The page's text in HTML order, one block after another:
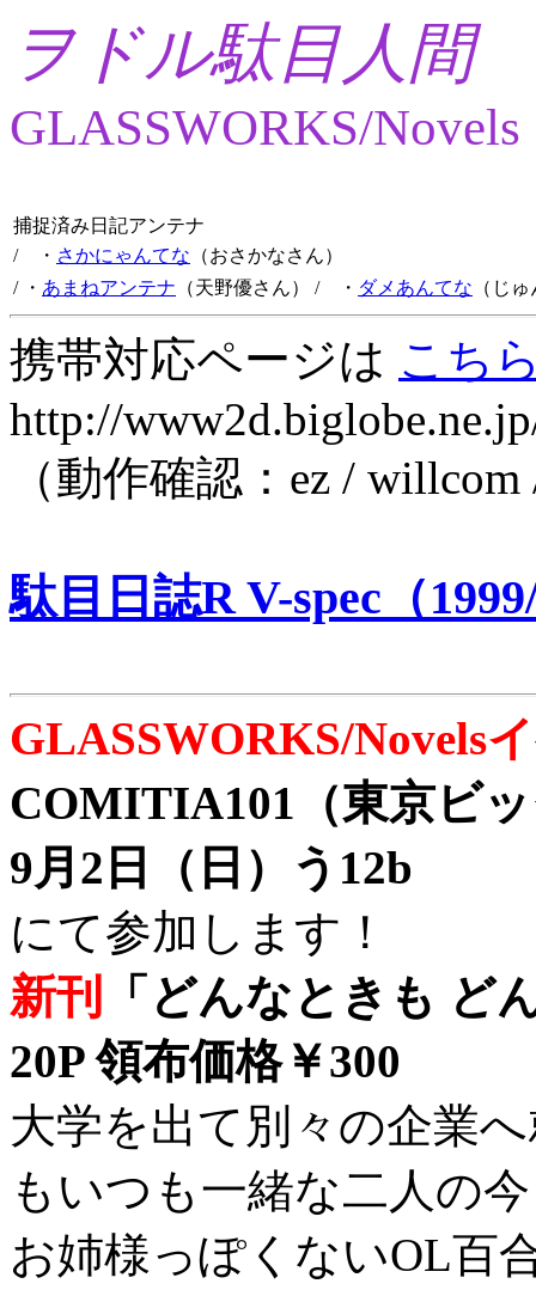
ヲドル駄目人間
GLASSWORKS/Novels
捕捉済み日記アンテナ
/ ・ さかにゃんてな （おさかなさん）
/ ・ あまねアンテナ （天野優さん） / ・ ダメあんてな （じ
携帯対応ページは こち
http://
（動作確認：ez /
駄目日誌R V-spec（
GLASSWORKS/Novels
COMITIA101（東京ビ
9月2日（日）う12b
にて参加します！
新刊
「どんなときも ど
20P 領布価格￥300
大学を出て別々の企業
もいつも一緒な二人の
お姉様っぽくないOL百